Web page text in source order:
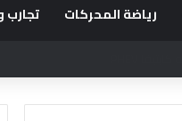
رياضة المحركات تجارب